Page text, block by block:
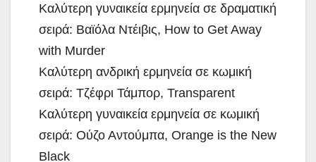
Καλύτερη γυναικεία ερμηνεία σε δραματική
σειρά: Βαϊόλα Ντέιβις, How to Get Away
with Murder
Καλύτερη ανδρική ερμηνεία σε κωμική
σειρά: Τζέφρι Τάμπορ, Transparent
Καλύτερη γυναικεία ερμηνεία σε κωμική
σειρά: Ούζο Αντούμπα, Orange is the New
Black